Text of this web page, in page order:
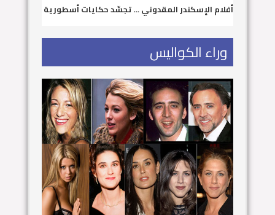
أفلام الإسكندر المقدوني … تجسّد حكايات أسطورية
وراء الكواليس